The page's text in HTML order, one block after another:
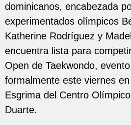
dominicanos, encabezada
experimentados olímpicos
Katherine Rodríguez y
encuentra lista para
Open de Taekwondo,
formalmente este viernes
Esgrima del Centro
Duarte.